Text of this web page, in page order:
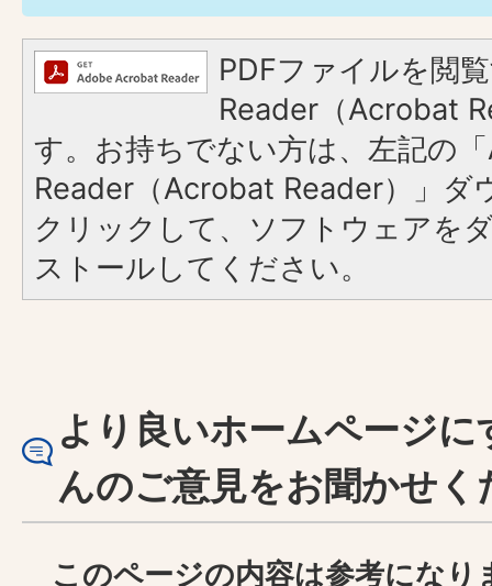
PDFファイルを閲
Reader（Acrobat
す。お持ちでない方は、左記の
Reader（Acrobat Reader）」ダ
クリックして、ソフトウェアを
ストールしてください。
より良いホームページ
んのご意見をお聞かせく
このページの内容は参考になり